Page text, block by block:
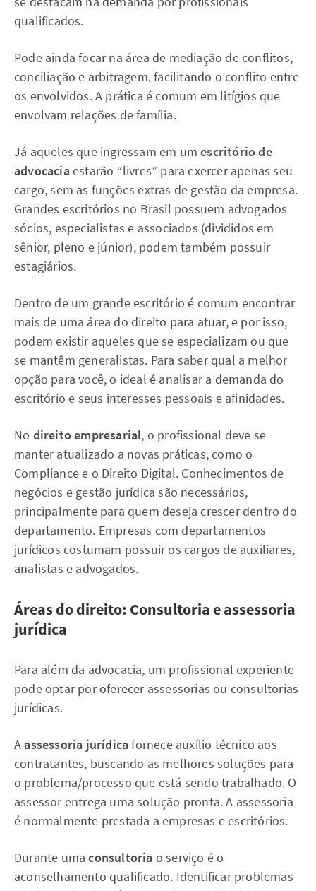
qualificados.
Pode ainda focar na área de mediação de conflitos,
conciliação e arbitragem, facilitando o conflito entre
os envolvidos. A prática é comum em litígios que
envolvam relações de família.
Já aqueles que ingressam em umescritório de
advocacia estarão “livres” para exercer apenas seu
cargo, sem as funções extras de gestão da empresa.
Grandes escritórios no Brasil possuem advogados
sócios, especialistas e associados (divididos em
sênior, pleno e júnior), podem também possuir
estagiários.
Dentro de um grande escritório é comum encontrar
mais de uma área do direito para atuar, e por isso,
podem existir aqueles que se especializam ou que
se mantêm generalistas. Para saber qual a melhor
opção para você, o ideal é analisar a demanda do
escritório e seus interesses pessoais e afinidades.
No direito empresarial, o profissional deve se
manter atualizado a novas práticas, como o
Compliance e o Direito Digital. Conhecimentos de
negócios e gestão jurídica são necessários,
principalmente para quem deseja crescer dentro do
departamento. Empresas com departamentos
jurídicos costumam possuir os cargos de auxiliares,
analistas e advogados.
Áreas do direito: Consultoria e assessoria
jurídica
Para além da advocacia, um profissional experiente
pode optar por oferecer assessorias ou consultorias
jurídicas.
A assessoria jurídicafornece auxílio técnico aos
contratantes, buscando as melhores soluções para
o problema/processo que está sendo trabalhado. O
assessor entrega uma solução pronta. A assessoria
é normalmente prestada a empresas e escritórios.
Durante umaconsultoria o serviço é o
aconselhamento qualificado. Identificar problemas